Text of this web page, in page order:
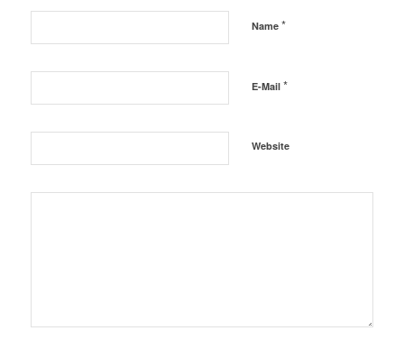
Name *
E-Mail *
Website